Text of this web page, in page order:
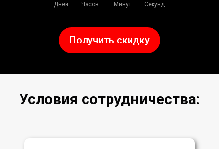
Дней Часов Минут Секунд
Получить скидку
Условия сотрудничества: